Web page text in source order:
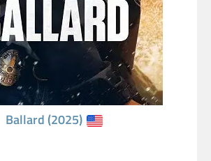
Ballard (2025)